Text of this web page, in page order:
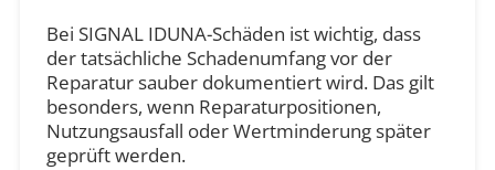
Bei SIGNAL IDUNA-Schäden ist wichtig, dass
der tatsächliche Schadenumfang vor der
Reparatur sauber dokumentiert wird. Das gilt
besonders, wenn Reparaturpositionen,
Nutzungsausfall oder Wertminderung später
geprüft werden.